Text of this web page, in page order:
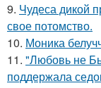
9. Чудеса дикой
свое потомство.
10. Моника
11. "Любовь не
поддержала